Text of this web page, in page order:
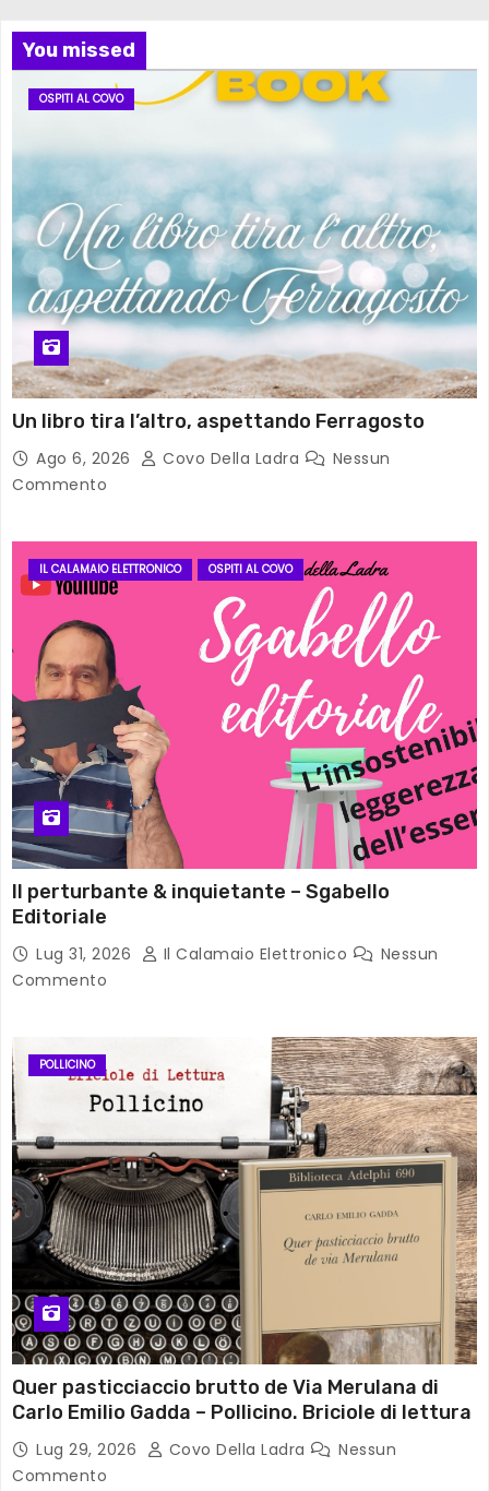
You missed
OSPITI AL COVO
Un libro tira l’altro, aspettando Ferragosto
Ago 6, 2026 Covo Della Ladra
Nessun
Commento
IL CALAMAIO ELETTRONICO OSPITI AL COVO
Il perturbante & inquietante – Sgabello
Editoriale
Lug 31, 2026 Il Calamaio Elettronico
Nessun
Commento
POLLICINO
Quer pasticciaccio brutto de Via Merulana di
Carlo Emilio Gadda – Pollicino. Briciole di lettura
Lug 29, 2026 Covo Della Ladra
Nessun
Commento